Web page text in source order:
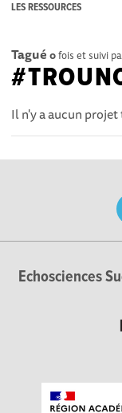
LES RESSOURCES
Tagué 0fois et suivi
Il n'y a aucun
Echosciences